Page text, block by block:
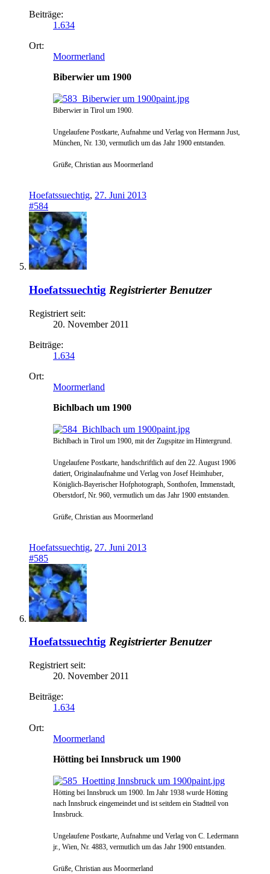
Beiträge:
1.634
Ort:
Moormerland
Biberwier um 1900
Biberwier in Tirol um 1900.
Ungelaufene Postkarte, Aufnahme und Verlag von Hermann Just,
München, Nr. 130, vermutlich um das Jahr 1900 entstanden.
Grüße, Christian aus Moormerland
Hoefatssuechtig, 27. Juni 2013
#584
Hoefatssuechtig Registrierter Benutzer
Registriert seit:
20. November 2011
Beiträge:
1.634
Ort:
Moormerland
Bichlbach um 1900
Bichlbach in Tirol um 1900, mit der Zugspitze im Hintergrund.
Ungelaufene Postkarte, handschriftlich auf den 22. August 1906
datiert, Originalaufnahme und Verlag von Josef Heimhuber,
Königlich-Bayerischer Hofphotograph, Sonthofen, Immenstadt,
Oberstdorf, Nr. 960, vermutlich um das Jahr 1900 entstanden.
Grüße, Christian aus Moormerland
Hoefatssuechtig, 27. Juni 2013
#585
Hoefatssuechtig Registrierter Benutzer
Registriert seit:
20. November 2011
Beiträge:
1.634
Ort:
Moormerland
Hötting bei Innsbruck um 1900
Hötting bei Innsbruck um 1900. Im Jahr 1938 wurde Hötting
nach Innsbruck eingemeindet und ist seitdem ein Stadtteil von
Innsbruck.
Ungelaufene Postkarte, Aufnahme und Verlag von C. Ledermann
jr., Wien, Nr. 4883, vermutlich um das Jahr 1900 entstanden.
Grüße, Christian aus Moormerland